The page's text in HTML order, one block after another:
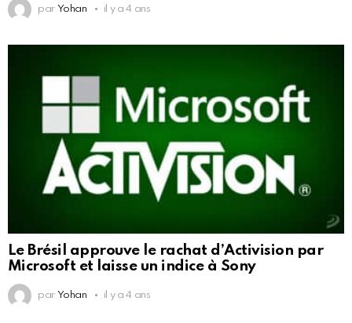
par Yohan il y a 4 ans
Le Brésil approuve le rachat d’Activision par
Microsoft et laisse un indice à Sony
par Yohan il y a 4 ans